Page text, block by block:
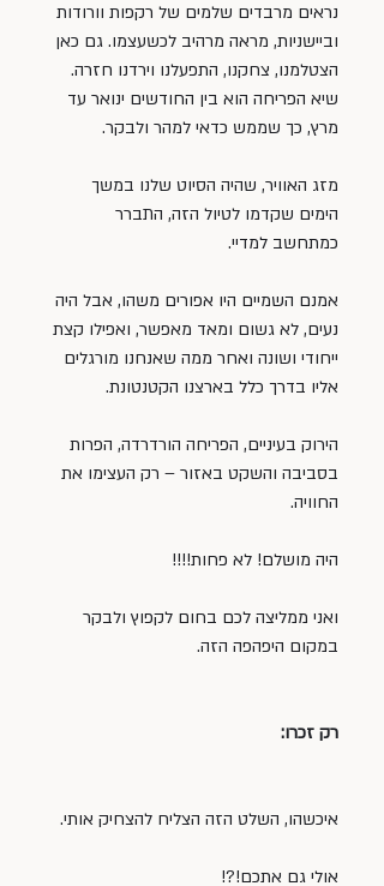
נראים מרבדים שלמים של רקפות וורודות
וביישניות, מראה מרהיב לכשעצמו. גם כאן
הצטלמנו, צחקנו, התפעלנו וירדנו חזרה.
שיא הפריחה הוא בין החודשים ינואר עד
מרץ, כך שממש כדאי למהר ולבקר.
מזג האוויר, שהיה הסיוט שלנו במשך
הימים שקדמו לטיול הזה, התברר
כמתחשב למדיי.
אמנם השמיים היו אפורים משהו, אבל היה
נעים, לא גשום ומאד מאפשר, ואפילו קצת
ייחודי ושונה ואחר ממה שאנחנו מורגלים
אליו בדרך כלל בארצנו הקטנטונת.
הירוק בעיניים, הפריחה הורדרדה, הפרות
בסביבה והשקט באזור – רק העצימו את
החוויה.
היה מושלם! לא פחות!!!!
ואני ממליצה לכם בחום לקפוץ ולבקר
במקום היפהפה הזה.
רק זכרו:
איכשהו, השלט הזה הצליח להצחיק אותי.
אולי גם אתכם!?!